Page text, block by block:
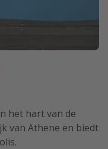
het hart van de
van Athene en biedt